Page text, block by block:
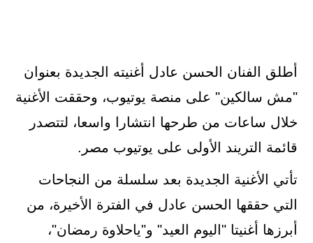
أطلق الفنان الحسن عادل أغنيته الجديدة بعنوان
"مش سالكين" على منصة يوتيوب، وحققت الأغنية
خلال ساعات من طرحها انتشارا واسعا، لتتصدر
قائمة التريند الأولى على يوتيوب مصر.
تأتي الأغنية الجديدة بعد سلسلة من النجاحات
التي حققها الحسن عادل في الفترة الأخيرة، من
أبرزها أغنيتا "اليوم العيد" و"ياحلاوة رمضان"،